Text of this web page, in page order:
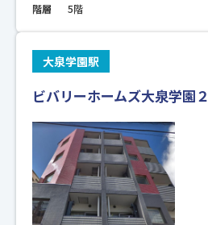
階層
5階
大泉学園駅
ビバリーホームズ大泉学園２